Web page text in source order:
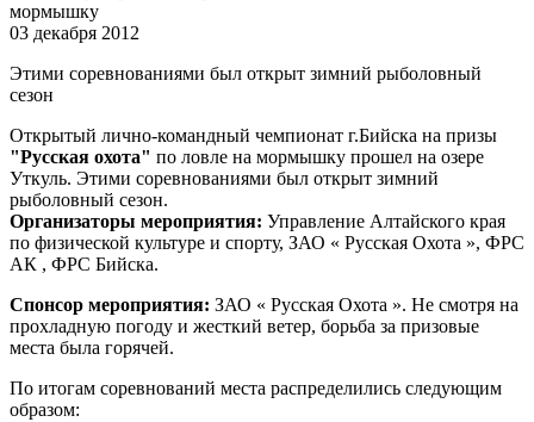
мормышку
03 декабря 2012
Этими соревнованиями был открыт зимний рыболовный
сезон
Открытый лично-командный чемпионат г.Бийска на призы
"Русская охота" по ловле на мормышку прошел на озере
Уткуль. Этими соревнованиями был открыт зимний
рыболовный сезон.
Организаторы мероприятия: Управление Алтайского края
по физической культуре и спорту, ЗАО « Русская Охота », ФРС
АК , ФРС Бийска.
Спонсор мероприятия: ЗАО « Русская Охота ». Не смотря на
прохладную погоду и жесткий ветер, борьба за призовые
места была горячей.
По итогам соревнований места распределились следующим
образом: